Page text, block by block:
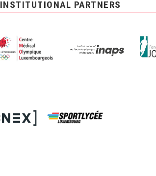
INSTITUTIONAL PARTNERS